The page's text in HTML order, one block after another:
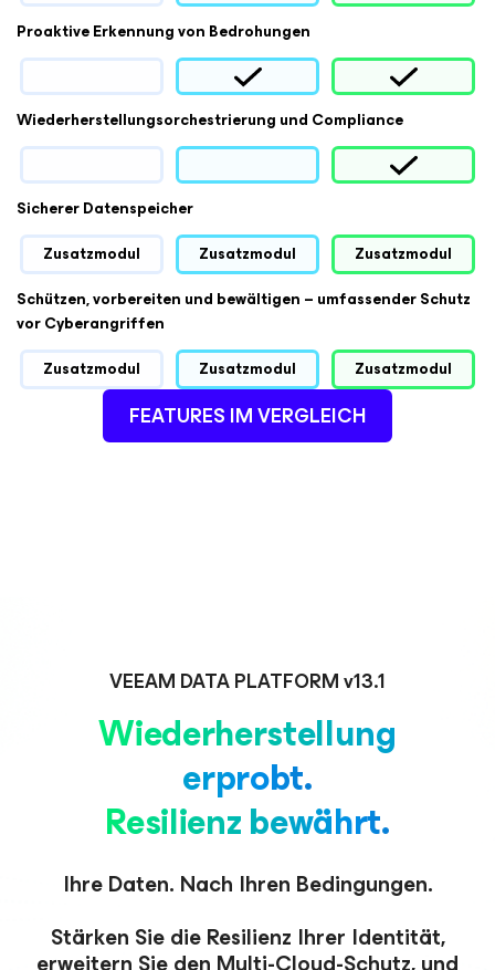
Proaktive Erkennung von Bedrohungen
Wiederherstellungsorchestrierung und Compliance
Sicherer Datenspeicher
Zusatzmodul
Zusatzmodul
Zusatzmodul
Schützen, vorbereiten und bewältigen – umfassender Schutz
vor Cyberangriffen
Zusatzmodul
Zusatzmodul Zusatzmodul
FEATURES IM VERGLEICH
VEEAM DATA PLATFORM v13.1
Wiederherstellung
erprobt.
Resilienz bewährt.
Ihre Daten. Nach Ihren Bedingungen.
Stärken Sie die Resilienz Ihrer Identität,